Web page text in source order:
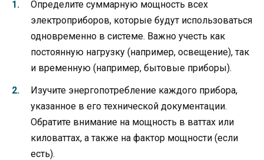
Определите суммарную мощность всех
электроприборов, которые будут использоваться
одновременно в системе. Важно учесть как
постоянную нагрузку (например, освещение), так
и временную (например, бытовые приборы).
Изучите энергопотребление каждого прибора,
указанное в его технической документации.
Обратите внимание на мощность в ваттах или
киловаттах, а также на фактор мощности (если
есть).